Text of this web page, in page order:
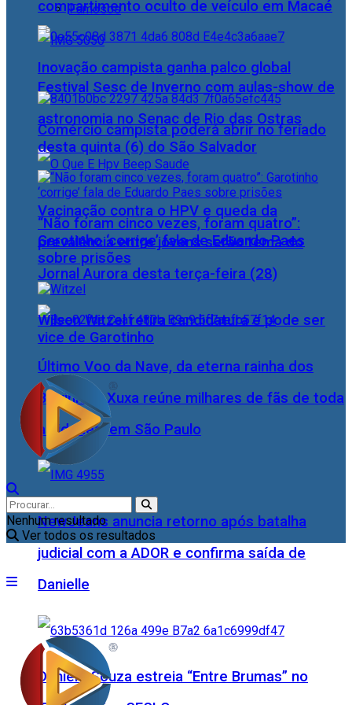
Famosos
Festival Sesc de Inverno com aulas-show de
astronomia no Senac de Rio das Ostras
Vacinação contra o HPV e queda da
prevalência entre jovens serão tema do
Jornal Aurora desta terça-feira (28)
Último Voo da Nave, da eterna rainha dos
Baixinhos, Xuxa reúne milhares de fãs de toda
as idades, em São Paulo
NewJeans anuncia retorno após batalha
judicial com a ADOR e confirma saída de
Danielle
Daniele Souza estreia “Entre Brumas” no
compartimento oculto de veículo em Macaé
Inovação campista ganha palco global
Comércio campista poderá abrir no feriado
desta quinta (6) do São Salvador
“Não foram cinco vezes, foram quatro”:
Garotinho ‘corrige’ fala de Eduardo Paes
sobre prisões
Wilson Witzel retira candidatura e pode ser
vice de Garotinho
Nenhum resultado
Ver todos os resultados